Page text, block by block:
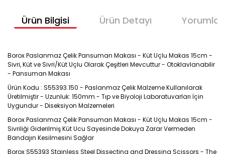
Ürün Bilgisi Ürün Detayı Yorumlar
Borox Paslanmaz Çelik Pansuman Makası - Küt Uçlu Makas 15cm -
Sivri, Küt ve Sivri/Küt Uçlu Olarak Çeşitleri Mevcuttur - Otoklavlanabilir
- Pansuman Makası
Ürün Kodu : S55393.150 - Paslanmaz Çelik Malzeme Kullanılarak
Üretilmiştir - Uzunluk: 150mm - Tıp ve Biyoloji Laboratuvarları İçin
Uygundur - Diseksiyon Malzemeleri
Borox Paslanmaz Çelik Pansuman Makası - Küt Uçlu Makas 15cm -
Sivriliği Giderilmiş Küt Ucu Sayesinde Dokuya Zarar Vermeden
Bandajın Kesilmesini Sağlar
Borox S55393 Stainless Steel Dissecting and Dressing Scissors - The